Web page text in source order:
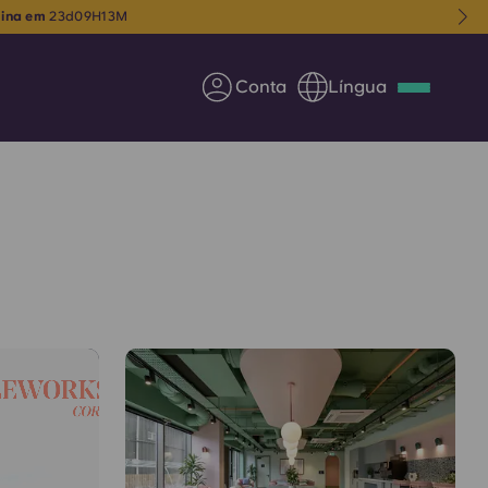
Conta Língua
Parceria com a Yugo
Informação para os pais
Entre em contacto
connosco
em 23d09H13M